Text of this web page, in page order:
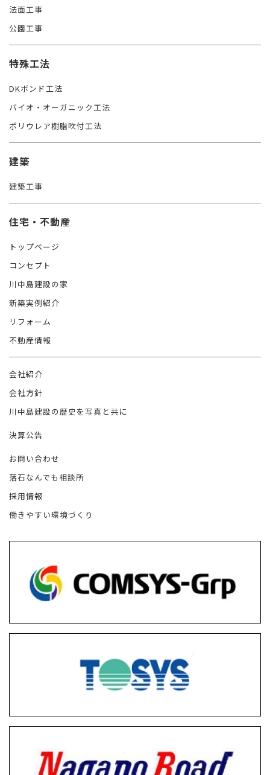
法面工事
公園工事
特殊工法
DKボンド工法
バイオ・オーガニック工法
ポリウレア樹脂吹付工法
建築
建築工事
住宅・不動産
トップページ
コンセプト
川中島建設の家
新築実例紹介
リフォーム
不動産情報
会社紹介
会社方針
川中島建設の歴史を写真と共に
決算公告
お問い合わせ
落石なんでも相談所
採用情報
働きやすい環境づくり